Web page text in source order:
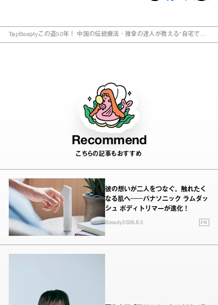
TopBeautyこの道50年！ 中国の伝統療法・推拿の達人が教える“自宅でで
Recommend
こちらの記事もおすすめ
彼の想いが二人をつなぐ。触れたく
なる肌へ──パナソニック ラムダッ
シュ ボディトリマーが進化！
Beauty2026.8.5 PR